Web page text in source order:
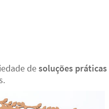
desoluções práticas